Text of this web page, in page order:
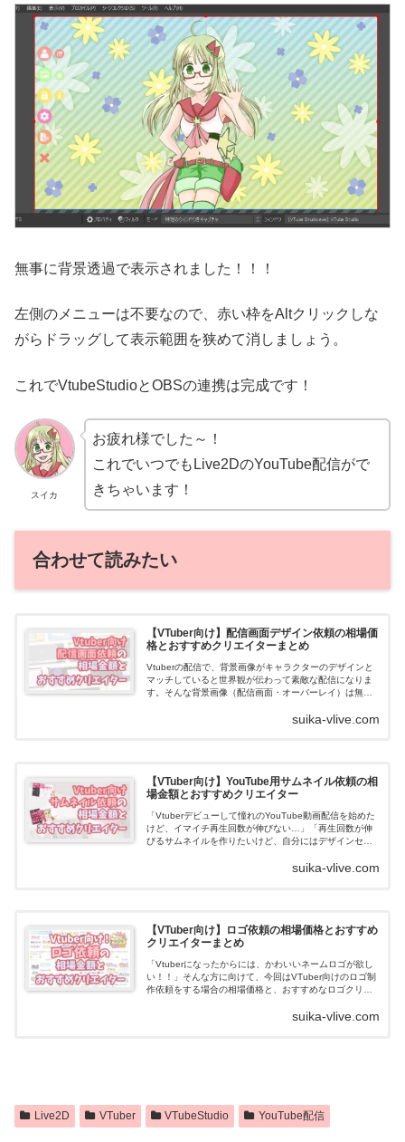
無事に背景透過で表示されました！！！
左側のメニューは不要なので、赤い枠をAltクリックしな
がらドラッグして表示範囲を狭めて消しましょう。
これでVtubeStudioとOBSの連携は完成です！
スイカ
お疲れ様でした～！
これでいつでもLive2DのYouTube配信がで
きちゃいます！
合わせて読みたい
【VTuber向け】配信画面デザイン依頼の相場価
格とおすすめクリエイターまとめ
Vtuberの配信で、背景画像がキャラクターのデザインと
マッチしていると世界観が伝わって素敵な配信になりま
す。そんな背景画像（配信画面・オーバーレイ）は無料
ーに合わせてオーダーメイドしてもら...suika-vlive.com
【VTuber向け】YouTube用サムネイル依頼の相
場金額とおすすめクリエイター
「Vtuberデビューして憧れのYouTube動画配信を始めた
けど、イマイチ再生回数が伸びない…」「再生回数が伸
びるサムネイルを作りたいけど、自分にはデザインセン
suika-vlive.com
【VTuber向け】ロゴ依頼の相場価格とおすすめ
クリエイターまとめ
「Vtuberになったからには、かわいいネームロゴが欲し
い！！」そんな方に向けて、今回はVTuber向けのロゴ制
作依頼をする場合の相場価格と、おすすめなロゴクリエ
suika-vlive.com
Live2D VTuber VTubeStudio YouTube配信